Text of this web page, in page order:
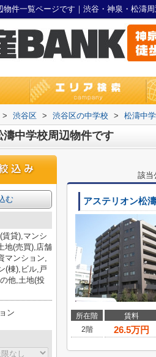
件一覧ページです｜渋谷・神泉・松濤
> 渋谷区 > 渋谷区の中学校 > 松濤中
中学校周辺物件です
該当
アステリオン松濤
所在階 賃料
2階
26.5万円
む
貸),マンシ
地(売買),店舗
マンション,
(棟),ビル,戸
他,土地(投
ン